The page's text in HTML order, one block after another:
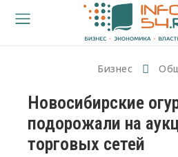
Бизнес
Новосибирские
подорожали на
торговых сетей